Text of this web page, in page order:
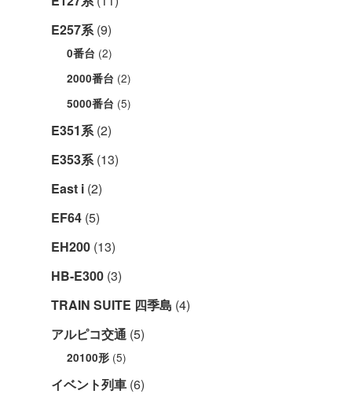
E257系(9)
0番台 (2)
2000番台 (2)
5000番台 (5)
E351系(2)
E353系(13)
East i (2)
EF64 (5)
EH200 (13)
HB-E300 (3)
TRAIN SUITE 四季島 (4)
アルピコ交通 (5)
20100形 (5)
イベント列車 (6)